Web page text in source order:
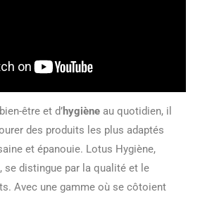
être et d’hygiène au quotidien, il
des produits les plus adaptés
et épanouie. Lotus Hygiène,
se distingue par la qualité et le
Avec une gamme où se côtoient